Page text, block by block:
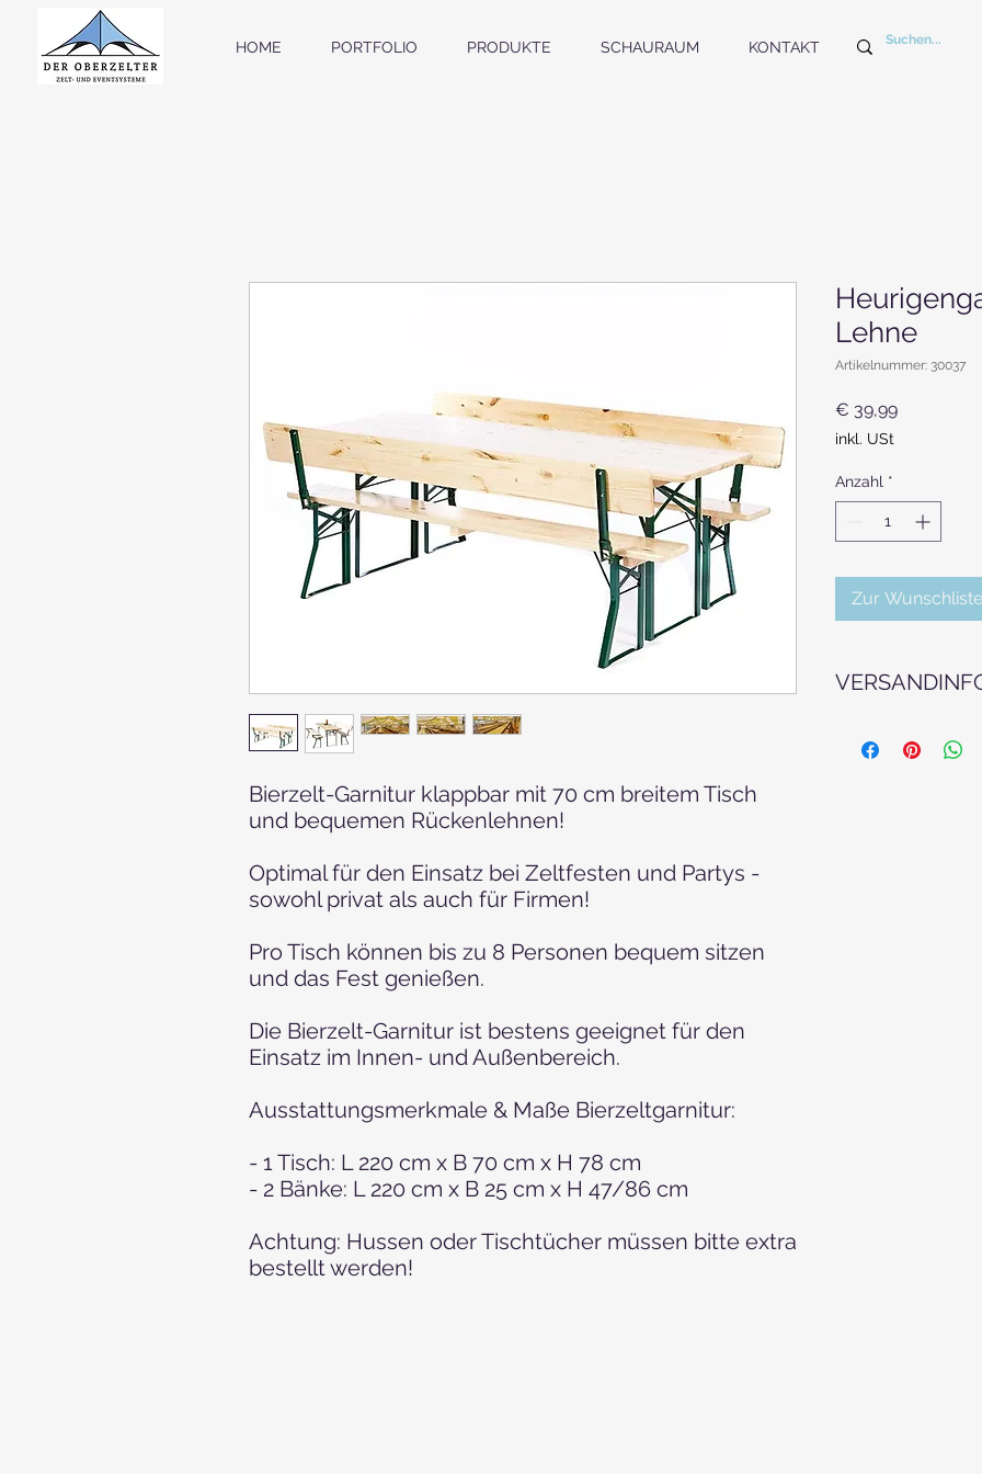
HOME PORTFOLIO PRODUKTE SCHAURAUM KONTAKT
Bierzelt-Garnitur klappbar mit 70 cm breitem Tisch
und bequemen Rückenlehnen!
Optimal für den Einsatz bei Zeltfesten und Partys -
sowohl privat als auch für Firmen!
Pro Tisch können bis zu 8 Personen bequem sitzen
und das Fest genießen.
Die Bierzelt-Garnitur ist bestens geeignet für den
Einsatz im Innen- und Außenbereich.
Ausstattungsmerkmale & Maße Bierzeltgarnitur:
- 1 Tisch: L 220 cm x B 70 cm x H 78 cm
- 2 Bänke: L 220 cm x B 25 cm x H 47/86 cm
Achtung: Hussen oder Tischtücher müssen bitte extra
bestellt werden!
Lehne
Artikelnummer: 30037
€ 39,99Preis
inkl. USt
Anzahl *
Zur
Retournierung von